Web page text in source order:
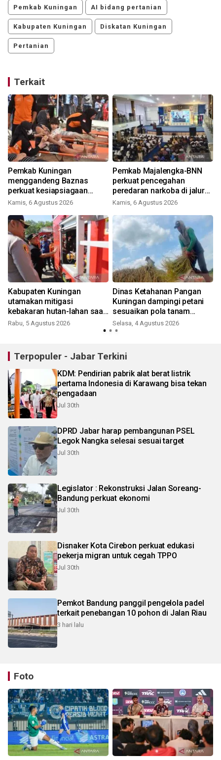
Pemkab Kuningan AI bidang pertanian
Kabupaten Kuningan Diskatan Kuningan
Pertanian
Terkait
Pemkab Kuningan
menggandeng Baznas
perkuat kesiapsiagaan
bencana
Kamis, 6 Agustus 2026
Pemkab Majalengka-BNN
perkuat pencegahan
peredaran narkoba di jalur
strategis
Kamis, 6 Agustus 2026
Kabupaten Kuningan
utamakan mitigasi
kebakaran hutan-lahan saat
puncak musim kemarau
Rabu, 5 Agustus 2026
Dinas Ketahanan Pangan
Kuningan dampingi petani
sesuaikan pola tanam
musim kemarau
Selasa, 4 Agustus 2026
Terpopuler - Jabar Terkini
KDM: Pendirian pabrik alat berat listrik
pertama Indonesia di Karawang bisa tekan
pengadaan
Jul 30th
DPRD Jabar harap pembangunan PSEL
Legok Nangka selesai sesuai target
Jul 30th
Legislator : Rekonstruksi Jalan Soreang-
Bandung perkuat ekonomi
Jul 30th
Disnaker Kota Cirebon perkuat edukasi
pekerja migran untuk cegah TPPO
Jul 30th
Pemkot Bandung panggil pengelola padel
terkait penebangan 10 pohon di Jalan Riau
3 hari lalu
Foto